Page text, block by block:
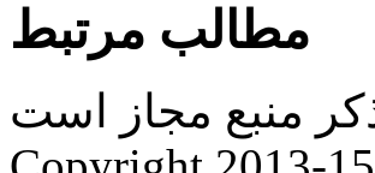
مطالب مرتبط
منبع مجاز است. |